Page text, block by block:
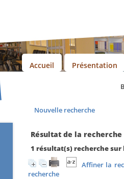
Nouvelle recherche
Résultat de la recherche
1 résultat(s) recherche
Affiner la
recherche
Accueil Présentation